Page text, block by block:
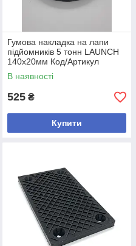
Гумова накладка на лапи
підйомників 5 тонн LAUNCH
140х20мм Код/Артикул
482.140.20.5т
В наявності
525 ₴
Купити